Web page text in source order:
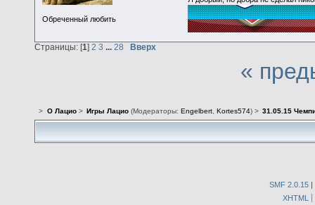
Обреченный любить
Страницы: [1] 2 3 ... 28 Вверх
«
> О Лацио> Игры Лацио(Модераторы: Engelbert, Kortes574) > 31.05.15
SMF 2.0.15 |
XHTML